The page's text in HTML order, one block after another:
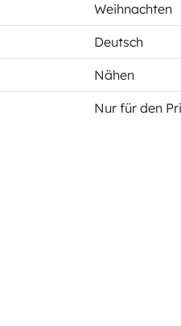
Weihnachten
Deutsch
Nähen
Nur für den